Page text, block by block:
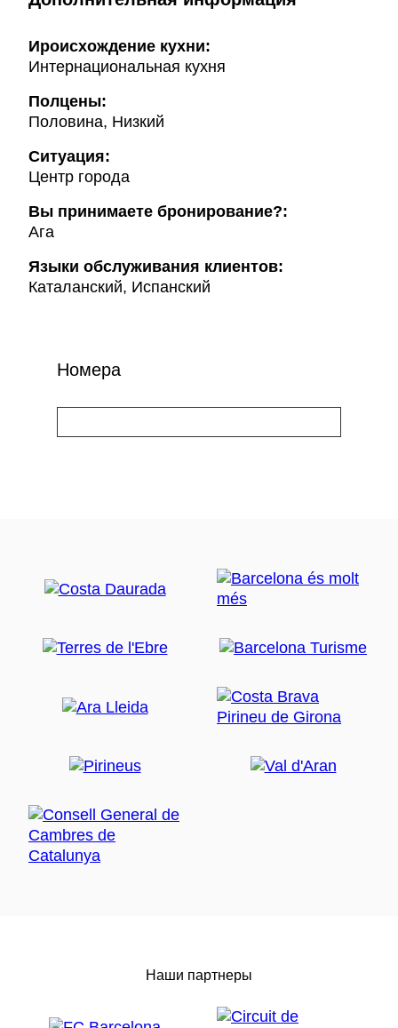
Ироисхождение кухни:
Интернациональная кухня
Полцены:
Половина, Низкий
Ситуация:
Центр города
Вы принимаете бронирование?:
Ага
Языки обслуживания клиентов:
Каталанский, Испанский
Номера
Наши партнеры